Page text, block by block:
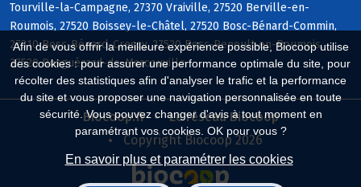
Afin de vous offrir la meilleure expérience possible, Biocoop utilise
des cookies : pour assurer une performance optimale du site, pour
récolter des statistiques afin d'analyser le trafic et la performance
du site et vous proposer une navigation personnalisée en toute
sécurité. Vous pouvez changer d'avis à tout moment en
paramétrant vos cookies. OK pour vous ?
En savoir plus et paramétrer les cookies
Tourville-la-Campagne, 27370 Vraiville, 27520 Berville-en-
Roumois, 27520 Boissey-le-Châtel, 27520 Bosc-Bénard-Commin,
27310 Bosc-Bénard-Crescy, 27520 Bosc-Renoult-en-Roumois,
27520 Bosguérard-de-Marcouville
Biocoop.fr
Le réseau Biocoop
Copyright Biocoop 2026